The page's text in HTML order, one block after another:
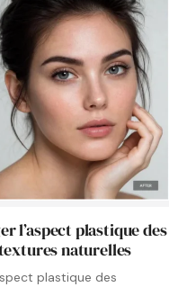
l’aspect plastique des
naturelles
plastique des